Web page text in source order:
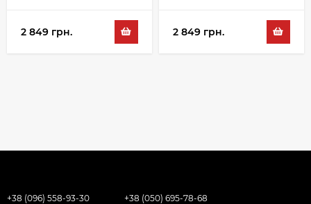
2 849 грн. 2 849 грн.
+38 (096) 558-93-30 +38 (050) 695-78-68